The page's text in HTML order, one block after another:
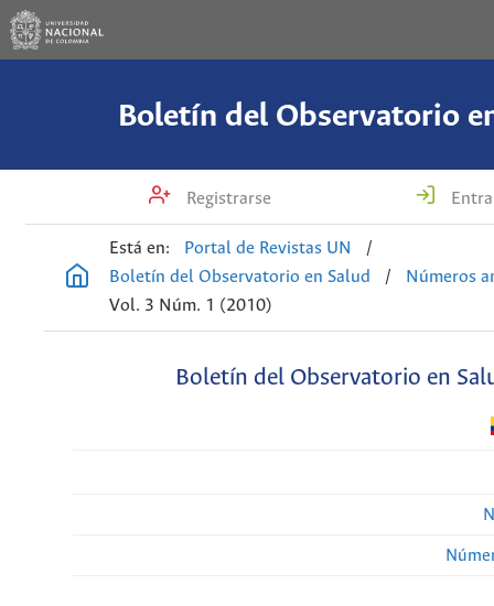
Boletín del Observatorio
Registrarse
Está en: Portal de Revistas UN
/
Boletín del Observatorio en Salud
/
Números
Vol. 3 Núm. 1 (2010)
Boletín del Observatorio en